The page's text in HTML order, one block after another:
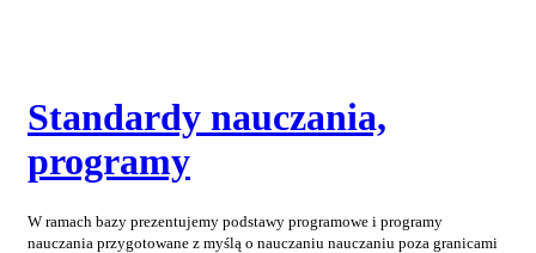
Standardy nauczania,
programy
W ramach bazy prezentujemy podstawy programowe i programy
nauczania przygotowane z myślą o nauczaniu nauczaniu poza granicami